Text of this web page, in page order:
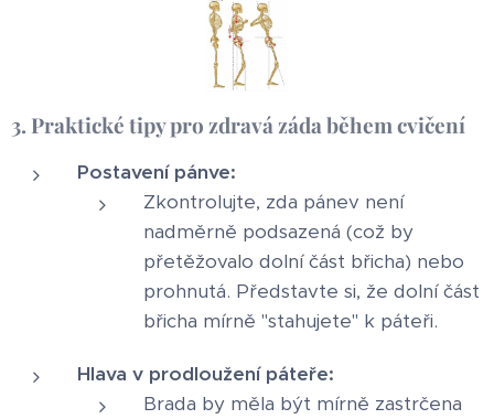
3. Praktické tipy pro zdravá záda během cvičení
Postavení pánve:
Zkontrolujte, zda pánev není
nadměrně podsazená (což by
přetěžovalo dolní část břicha) nebo
prohnutá. Představte si, že dolní část
břicha mírně "stahujete" k páteři.
Hlava v prodloužení páteře:
Brada by měla být mírně zastrčena